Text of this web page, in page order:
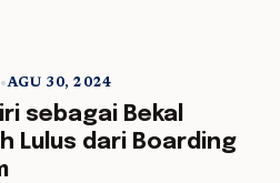
5 min read
•AGU 30, 2024
sebagai Bekal
Lulus dari Boarding